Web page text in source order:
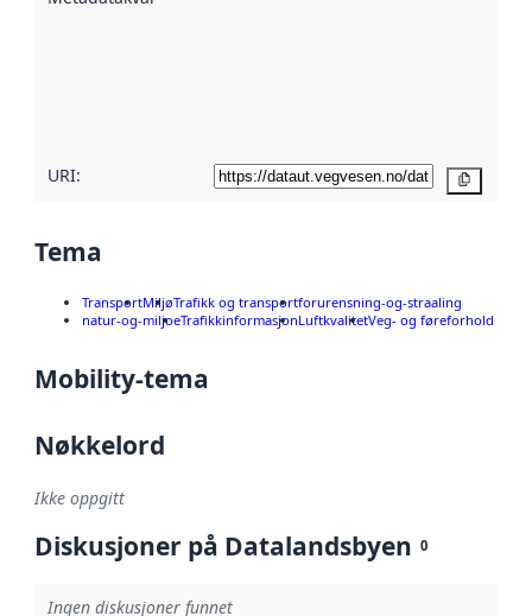
URI:
Tema
TransportMiljøTrafikk og transportforurensning-og-straaling
natur-og-miljoeTrafikkinformasjonLuftkvalitetVeg- og føreforhold
Mobility-tema
Nøkkelord
Ikke oppgitt
Diskusjoner på Datalandsbyen 0
Ingen diskusjoner funnet